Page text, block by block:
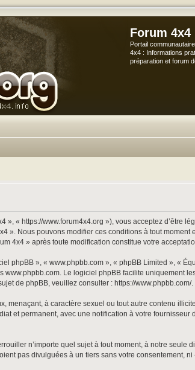
Forum 4x4
Portail
4x4 : Informations
préparation et forum
« https://www.forum4x4.org »), vous acceptez d’être
». Nous pouvons modifier ces conditions à tout
4x4 » après toute modification constitue votre
phpBB », « www.phpbb.com », « phpBB Limited », «
www.phpbb.com. Le logiciel phpBB facilite uniquement
de phpBB, veuillez consulter : https://www.phpbb.com/.
à caractère sexuel ou tout autre contenu
et permanent, avec une notification à votre fournisseur
n’importe quel sujet à tout moment, à notre
pas divulguées à un tiers sans votre consentement,